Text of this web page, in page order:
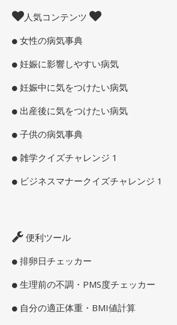
人気コンテンツ
女性の病気事典
妊娠に影響しやすい病気
妊娠中に気をつけたい病気
出産後に気をつけたい病気
子供の病気事典
雑学クイズチャレンジ 1
ビジネスマナークイズチャレンジ 1
便利ツール
排卵日チェッカー
生理前の不調・PMS度チェッカー
自分の適正体重・BMI値計算